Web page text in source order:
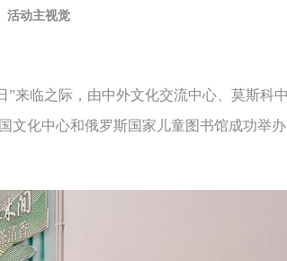
活动主视觉
临之际，由中外文化交流中心、莫斯科
化中心和俄罗斯国家儿童图书馆成功举办